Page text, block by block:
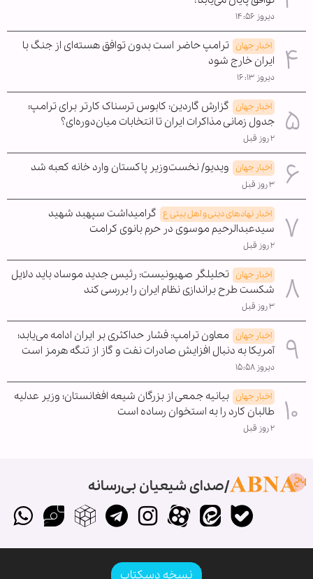
دیروز ۱۴:۵۶
اخبار جهان ترامپ حاضر است بدون توافق هسته‌ای از جنگ با
ایران خارج شود
دیروز ۱۶:۱۳
اخبار جهان گزارش گاردین: کابوس ترسناک کارتر برای ترامپ؛
جدول زمانی مذاکرات ایران تا انتخابات میان‌دوره‌ای؟
۲ روز قبل
اخبار جهان ویدیو/ نخست‌وزیر پاکستان وارد خانه کعبه شد
۳ روز قبل
اخبار نهادهای دینی و اهل بیتی ع گرامیداشت سپهبد شهید
سیدعبدالرحیم موسوی در حرم بانوی کرامت
۲ روز قبل
اخبار جهان تحلیلگر صهیونیست: رئیس جدید موساد باید دلایل
شکست طرح براندازی نظام ایران را بررسی کند
۳ روز قبل
اخبار جهان معاون ترامپ: فشار حداکثری بر ایران ادامه می‌یابد؛
آمریکا به دنبال افزایش صادرات نفت و گاز از تنگه هرمز است
دیروز ۱۵:۵۸
اخبار جهان بیانیه جمعی از بزرگان شیعه افغانستان؛ وزیر عدلیه
طالبان کارد را به استخوان رساده است
۲ روز قبل
صدای شیعیان بی‌رسانه
نسخه دسکتاپ